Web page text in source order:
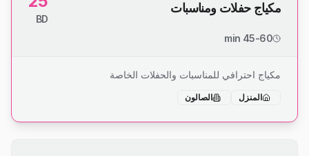
مكياج حفلات ومناسبات
BD
45-60 min
مكياج احترافي للمناسبات والحفلات الخاصة
المنزل الصالون